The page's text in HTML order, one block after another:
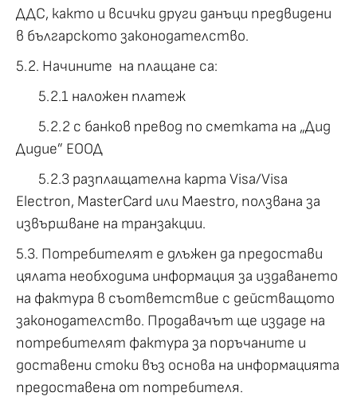
ДДС, както и всички други данъци предвидени
в българското законодателство.
5.2. Начините на плащане са:
5.2.1 наложен платеж
5.2.2 с банков превод по сметката на „Дид
Дидие” ЕООД
5.2.3 разплащателна карта Visa/Visa
Electron, MasterCard или Maestro, ползвана за
извършване на транзакции.
5.3. Потребителят е длъжен да предостави
цялата необходима информация за издаването
на фактура в съответствие с действащото
законодателство. Продавачът ще издаде на
потребителят фактура за поръчаните и
доставени стоки въз основа на информацията
предоставена от потребителя.